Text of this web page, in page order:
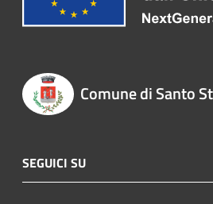
Comune di Santo
SEGUICI SU